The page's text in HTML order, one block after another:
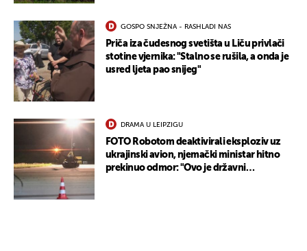
GOSPO SNJEŽNA - RASHLADI NAS
Priča iza čudesnog svetišta u Liču privlači
stotine vjernika: "Stalno se rušila, a onda je
usred ljeta pao snijeg"
DRAMA U LEIPZIGU
FOTO Robotom deaktivirali eksploziv uz
ukrajinski avion, njemački ministar hitno
prekinuo odmor: "Ovo je državni
UKLJUČITE NOTIFIKACIJE